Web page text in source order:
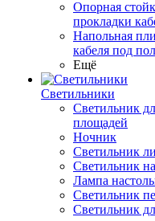
Опорная
прокладки
Напольная
кабеля под
Ещё
Светильники
Светильник
площадей
Ночник
Светильник
Светильник
Лампа
Светильник
Светильник